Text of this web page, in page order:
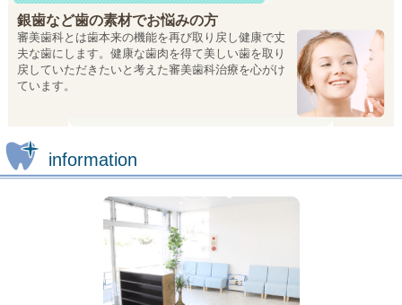
銀歯など歯の素材でお悩みの方
審美歯科とは歯本来の機能を再び取り戻し健康で丈
夫な歯にします。健康な歯肉を得て美しい歯を取り
戻していただきたいと考えた審美歯科治療を心がけ
ています。
information